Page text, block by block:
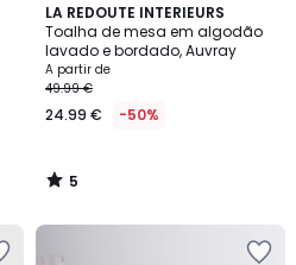
LA REDOUTE INTERIEURS
Toalha de mesa em algodão
lavado e bordado, Auvray
A partir de
49.99 €
24.99 € -50%
5
/
5
5
/